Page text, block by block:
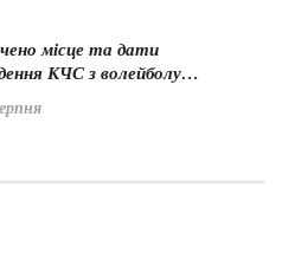
місце та дати
КЧС з волейболу…